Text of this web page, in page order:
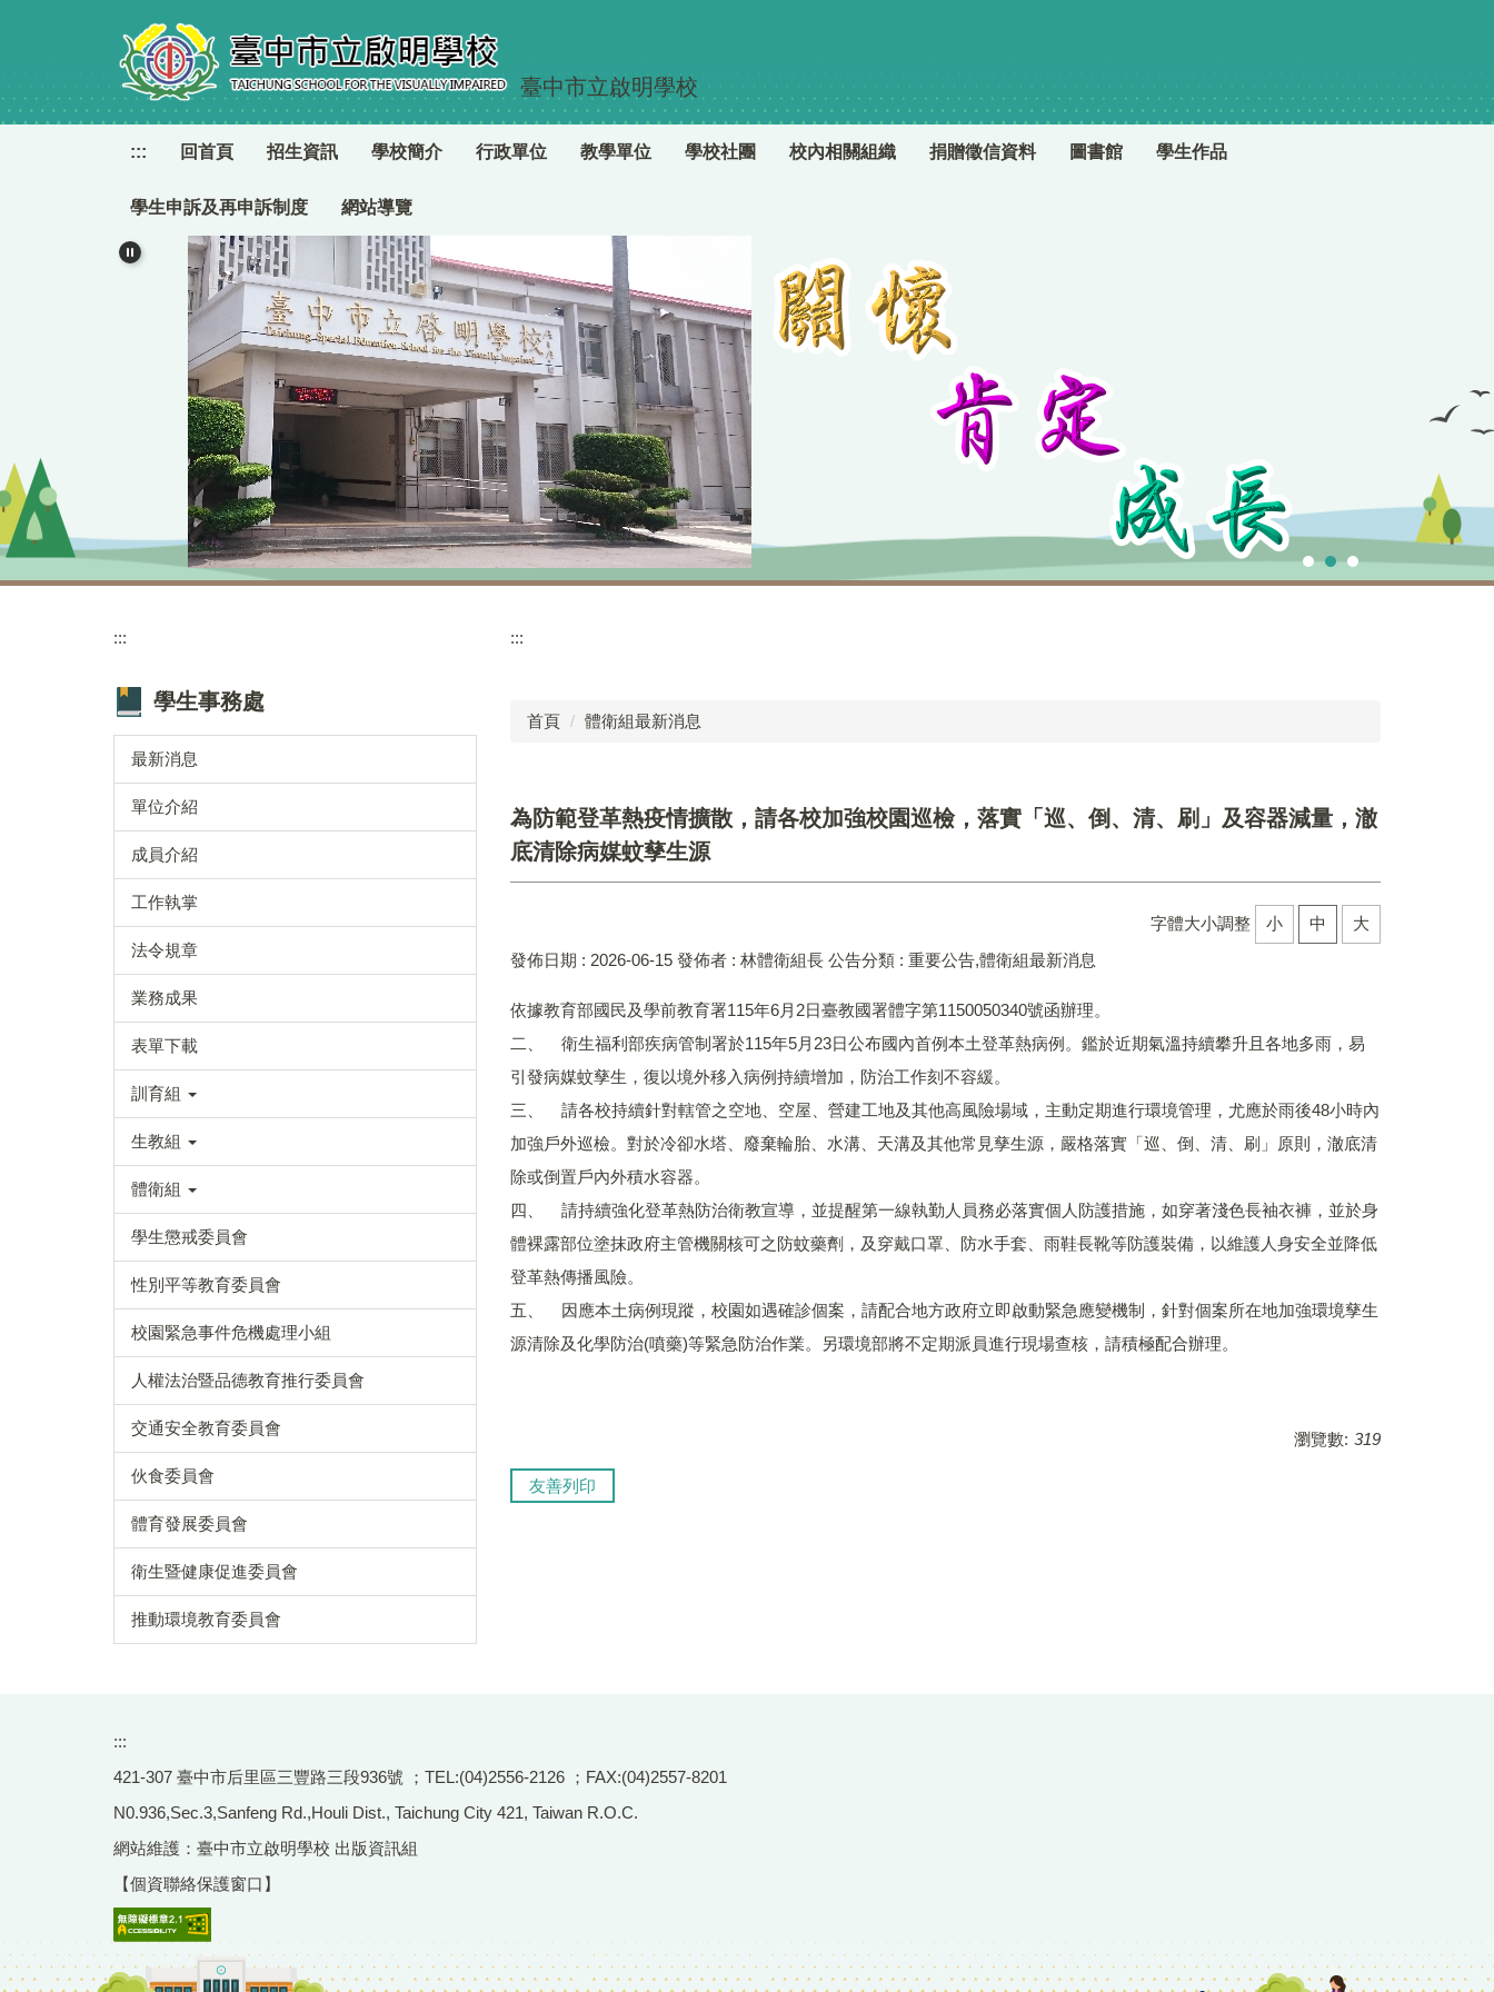
要
內
臺中市立啟明學校
::: 回首頁 招生資訊 學校簡介 行政單位 教學單位 學校社團 校內相關組織 捐贈徵信資料 圖書館 學生作品
學生申訴及再申訴制度 網站導覽
:::
學生事務處
最新消息
單位介紹
成員介紹
工作執掌
法令規章
業務成果
表單下載
訓育組
生教組
體衛組
學生懲戒委員會
性別平等教育委員會
校園緊急事件危機處理小組
人權法治暨品德教育推行委員會
交通安全教育委員會
伙食委員會
體育發展委員會
衛生暨健康促進委員會
推動環境教育委員會
:::
首頁 體衛組最新消息
為防範登革熱疫情擴散，請各校加強校園巡檢，落實「巡、倒、清、刷」及容器減量，澈
底清除病媒蚊孳生源
字體大小調整 小 中
大
發佈日期 : 2026-06-15 發佈者 : 林體衛組長 公告分類 : 重要公告,體衛組最新消息
依據教育部國民及學前教育署115年6月2日臺教國署體字第1150050340號函辦理。
二、 衛生福利部疾病管制署於115年5月23日公布國內首例本土登革熱病例。鑑於近期氣溫持續攀升且各地多雨，易
引發病媒蚊孳生，復以境外移入病例持續增加，防治工作刻不容緩。
三、 請各校持續針對轄管之空地、空屋、營建工地及其他高風險場域，主動定期進行環境管理，尤應於雨後48小時內
加強戶外巡檢。對於冷卻水塔、廢棄輪胎、水溝、天溝及其他常見孳生源，嚴格落實「巡、倒、清、刷」原則，澈底清
除或倒置戶內外積水容器。
四、 請持續強化登革熱防治衛教宣導，並提醒第一線執勤人員務必落實個人防護措施，如穿著淺色長袖衣褲，並於身
體裸露部位塗抹政府主管機關核可之防蚊藥劑，及穿戴口罩、防水手套、雨鞋長靴等防護裝備，以維護人身安全並降低
登革熱傳播風險。
五、 因應本土病例現蹤，校園如遇確診個案，請配合地方政府立即啟動緊急應變機制，針對個案所在地加強環境孳生
源清除及化學防治(噴藥)等緊急防治作業。另環境部將不定期派員進行現場查核，請積極配合辦理。
瀏覽數: 319
友善列印
:::
421-307 臺中市后里區三豐路三段936號 ；TEL:(04)2556-2126 ；FAX:(04)2557-8201
N0.936,Sec.3,Sanfeng Rd.,Houli Dist., Taichung City 421, Taiwan R.O.C.
網站維護：臺中市立啟明學校 出版資訊組
【個資聯絡保護窗口】